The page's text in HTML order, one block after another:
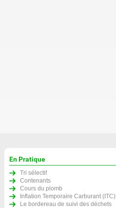
En Pratique
Tri sélectif
Contenants
Cours du plomb
Inflation Temporaire Carburant (ITC)
Le bordereau de suivi des déchets